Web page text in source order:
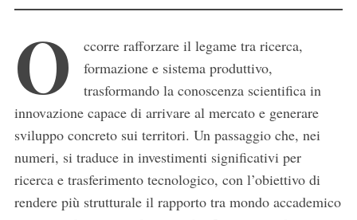
O
ccorre rafforzare il legame tra ricerca,
formazione e sistema produttivo,
trasformando la conoscenza scientifica in
innovazione capace di arrivare al mercato e generare
sviluppo concreto sui territori. Un passaggio che, nei
numeri, si traduce in investimenti significativi per
ricerca e trasferimento tecnologico, con l’obiettivo di
rendere più strutturale il rapporto tra mondo accademico